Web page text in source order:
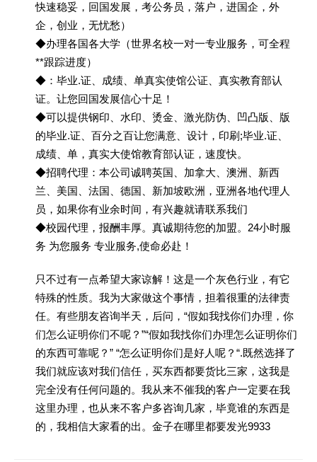
快速稳妥，回国发展，考公务员，落户，进国企，外
企，创业，无忧愁）
◆办理各国各大学（世界名校一对一专业服务，可全程
**跟踪进度）
◆：毕业.证、成绩、单真实使馆公证、真实教育部认
证。让您回国发展信心十足！
◆可以提供钢印、水印、烫金、激光防伪、凹凸版、版
的毕业.证、百分之百让您满意、设计，印刷;毕业.证、
成绩、单，真实大使馆教育部认证，速度快。
◆招聘代理：本公司诚聘英国、加拿大、澳洲、新西
兰、美国、法国、德国、新加坡欧洲，亚洲各地代理人
员，如果你有业余时间，有兴趣就请联系我们
◆校园代理，报酬丰厚。真诚期待您的加盟。24小时服
务 为您服务 专业服务,使命必赴！
只不过有一点希望大家谅解！这是一个灰色行业，有它
特殊的性质。我为大家做这个事情，担着很重的法律责
任。有些朋友咨询半天，后问，“假如我找你们办理，你
们怎么证明你们不呢？”“假如我找你们办理怎么证明你们
的东西可靠呢？” “怎么证明你们是好人呢？“.既然选择了
我们就应该对我们信任，买东西都要货比三家，这我是
完全没有任何问题的。我从来不催我的客户一定要在我
这里办理，也从来不客户多咨询几家，毕竟谁的东西是
的，我相信大家看的出。金子在哪里都要发光9933